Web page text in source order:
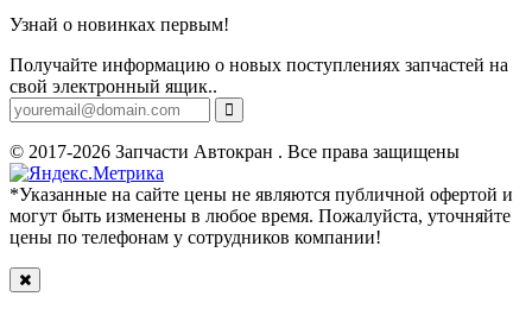
Узнай о новинках первым!
Получайте информацию о новых поступлениях запчастей на
свой электронный ящик..
© 2017-2026 Запчасти Автокран . Все права защищены
*Указанные на сайте цены не являются публичной офертой и
могут быть изменены в любое время. Пожалуйста, уточняйте
цены по телефонам у сотрудников компании!